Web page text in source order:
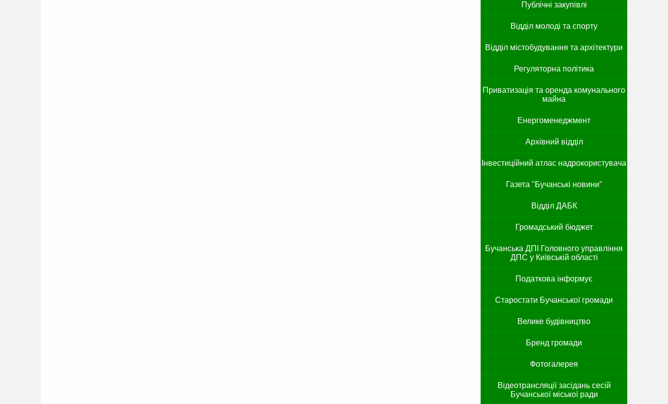
Публічні закупівлі
Відділ молоді та спорту
Відділ містобудування та архітектури
Регуляторна політика
Приватизація та оренда комунального
майна
Енергоменеджмент
Архівний відділ
Інвестиційний атлас надрокористувача
Газета "Бучанські новини"
Відділ ДАБК
Громадський бюджет
Бучанська ДПІ Головного управління
ДПС у Київській області
Податкова інформує
Старостати Бучанської громади
Велике будівництво
Бренд громади
Фотогалерея
Відеотрансляції засідань сесій
Бучанської міської ради